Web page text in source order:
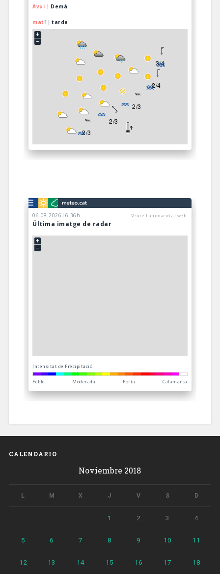
CALENDARIO
Noviembre 2018
L M X J V S D
1 2 3 4
5 6 7 8 9 10 11
12 13 14 15 16 17 18